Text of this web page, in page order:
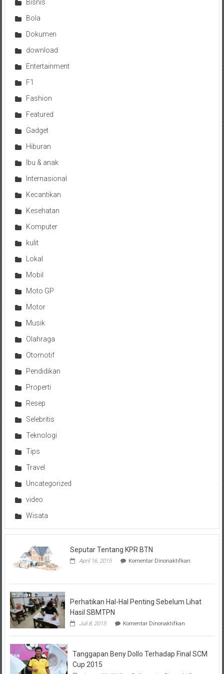
Bisnis
Bola
Dokumen
download
Entertainment
F1
Fashion
Featured
Gadget
Hiburan
Ibu & anak
Internasional
Kecantikan
Kesehatan
Komputer
kulit
Lokal
Mobil
Moto GP
Motor
Musik
Olahraga
Otomotif
Pendidikan
Properti
Resep
Selebritis
Teknologi
Tips
Travel
Uncategorized
video
Wisata
Seputar Tentang KPR BTN
April 16, 2015 Komentar Dinonaktifkanpada
KPR
Perhatikan Hal-Hal Penting Sebelum Lihat
Hasil SBMTPN
Juli 8, 2015 Komentar Dinonaktifkanpada
Hal-
Penting
Tanggapan Beny Dollo Terhadap Final SCM
Cup 2015